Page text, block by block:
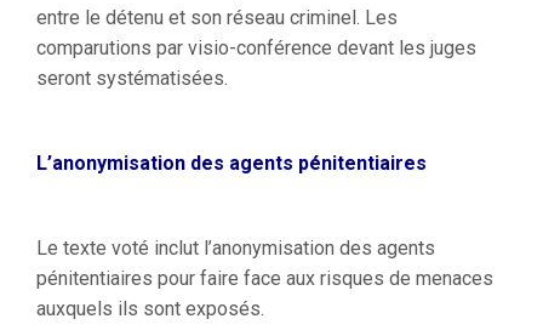
entre le détenu et son réseau criminel. Les
comparutions par visio-conférence devant les juges
seront systématisées.
L’anonymisation des agents pénitentiaires
Le texte voté inclut l’anonymisation des agents
pénitentiaires pour faire face aux risques de menaces
auxquels ils sont exposés.